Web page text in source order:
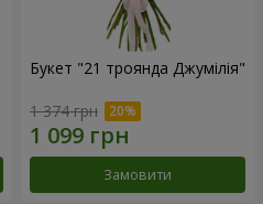
Букет "21 троянда Джумілія"
1 374 грн
Замовити